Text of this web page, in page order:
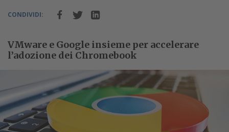
CONDIVIDI:
VMware e Google insieme per accelerare
l’adozione dei Chromebook